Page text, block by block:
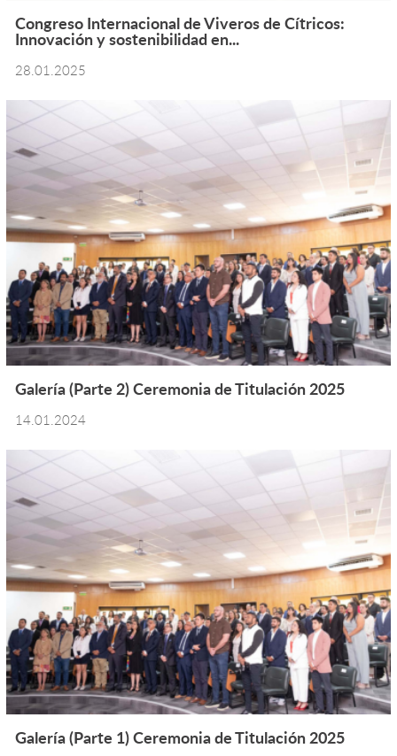
Congreso Internacional de Viveros de Cítricos:
Innovación y sostenibilidad en...
28.01.2025
Galería (Parte 2) Ceremonia de Titulación 2025
14.01.2024
Galería (Parte 1) Ceremonia de Titulación 2025